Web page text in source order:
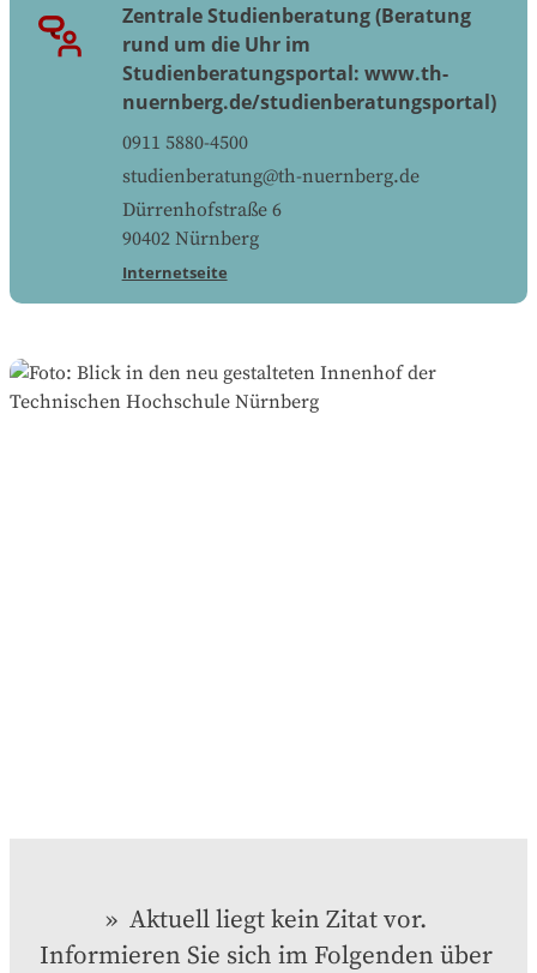
Zentrale Studienberatung (Beratung
rund um die Uhr im
Studienberatungsportal: www.th-
nuernberg.de/studienberatungsportal)
0911 5880-4500
studienberatung@th-nuernberg.de
Dürrenhofstraße 6
90402 Nürnberg
Internetseite
Aktuell liegt kein Zitat vor.
Informieren Sie sich im Folgenden über